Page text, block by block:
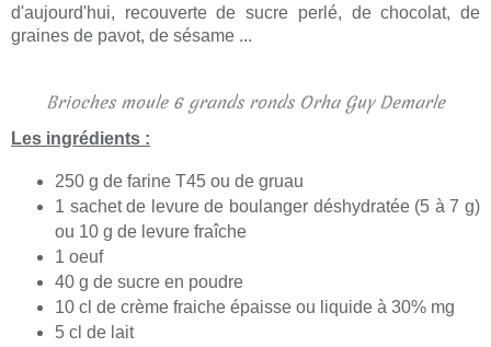
d'aujourd'hui, recouverte de sucre perlé, de chocolat, de
graines de pavot, de sésame ...
Brioches moule 6 grands ronds Orha Guy Demarle
Les ingrédients :
250 g de farine T45 ou de gruau
1 sachet de levure de boulanger déshydratée (5 à 7 g)
ou 10 g de levure fraîche
1 oeuf
40 g de sucre en poudre
10 cl de crème fraiche épaisse ou liquide à 30% mg
5 cl de lait